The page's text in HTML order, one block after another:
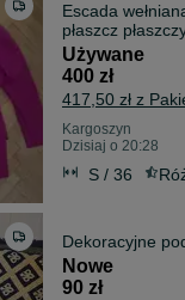
Escada
płaszcz
Używane
400 zł
417,50 zł z
Kargoszyn
Dzisiaj o 20:28
S / 36
Dekoracyjne
Nowe
90 zł